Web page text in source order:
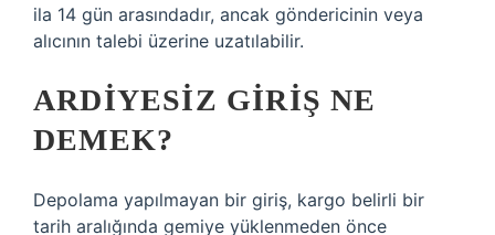
ila 14 gün arasındadır, ancak göndericinin veya
alıcının talebi üzerine uzatılabilir.
ARDIYESIZ GIRIŞ NE
DEMEK?
Depolama yapılmayan bir giriş, kargo belirli bir
tarih aralığında gemiye yüklenmeden önce